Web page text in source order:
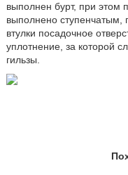
выполнен бурт, при этом
выполнено ступенчатым,
втулки посадочное
уплотнение, за которой
гильзы.